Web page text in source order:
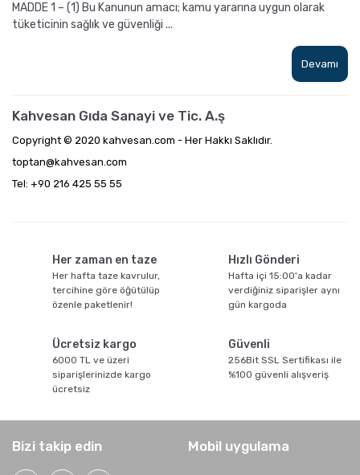
MADDE 1 – (1) Bu Kanunun amacı; kamu yararına uygun olarak
tüketicinin sağlık ve güvenliği ...
Devamı
Kahvesan Gıda Sanayi ve Tic. A.ş
Copyright © 2020 kahvesan.com - Her Hakkı Saklıdır.
toptan@kahvesan.com
Tel: +90 216 425 55 55
Her zaman en taze
Her hafta taze kavrulur,
tercihine göre öğütülüp
özenle paketlenir!
Hızlı Gönderi
Hafta içi 15:00'a kadar
verdiğiniz siparişler aynı
gün kargoda
Ücretsiz kargo
6000 TL ve üzeri
siparişlerinizde kargo
ücretsiz
Güvenli
256Bit SSL Sertifikası ile
%100 güvenli alışveriş
Bizi takip edin Mobil uygulama